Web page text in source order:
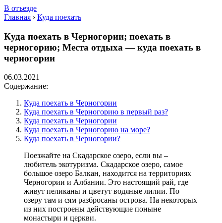
В отъезде
Главная › Куда поехать
Куда поехать в Черногории; поехать в
черногорию; Места отдыха — куда поехать в
черногории
06.03.2021
Содержание:
Куда поехать в Черногории
Куда поехать в Черногорию в первый раз?
Куда поехать в Черногории
Куда поехать в Черногорию на море?
Куда поехать в Черногории?
Поезжайте на Скадарское озеро, если вы –
любитель экотуризма. Скадарское озеро, самое
большое озеро Балкан, находится на территориях
Черногории и Албании. Это настоящий рай, где
живут пеликаны и цветут водяные лилии. По
озеру там и сям разбросаны острова. На некоторых
из них построены действующие поныне
монастыри и церкви.